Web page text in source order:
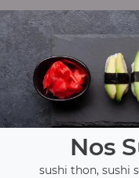
Nos
sushi thon, sushi